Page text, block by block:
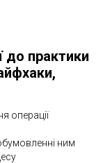
до практики
операції
ним